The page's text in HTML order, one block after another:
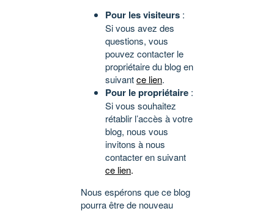
Pour les visiteurs :
Si vous avez des
questions, vous
pouvez contacter le
propriétaire du blog en
suivantce lien.
Pour le propriétaire :
Si vous souhaitez
rétablir l’accès à votre
blog, nous vous
invitons à nous
contacter en suivant
ce lien.
Nous espérons que ce blog
pourra être de nouveau